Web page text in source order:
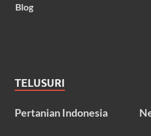
Blog
TELUSURI
Pertanian Indonesia